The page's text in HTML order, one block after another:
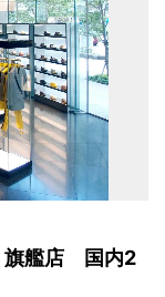
旗艦店 国内2